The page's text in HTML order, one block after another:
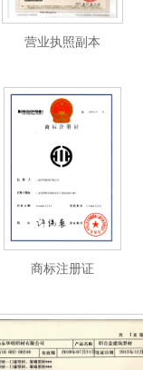
营业执照副本
商标注册证